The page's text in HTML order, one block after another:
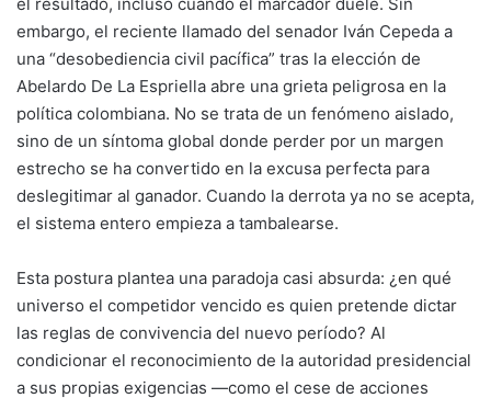
el resultado, incluso cuando el marcador duele. Sin
embargo, el reciente llamado del senador Iván Cepeda a
una “desobediencia civil pacífica” tras la elección de
Abelardo De La Espriella abre una grieta peligrosa en la
política colombiana. No se trata de un fenómeno aislado,
sino de un síntoma global donde perder por un margen
estrecho se ha convertido en la excusa perfecta para
deslegitimar al ganador. Cuando la derrota ya no se acepta,
el sistema entero empieza a tambalearse.
Esta postura plantea una paradoja casi absurda: ¿en qué
universo el competidor vencido es quien pretende dictar
las reglas de convivencia del nuevo período? Al
condicionar el reconocimiento de la autoridad presidencial
a sus propias exigencias —como el cese de acciones